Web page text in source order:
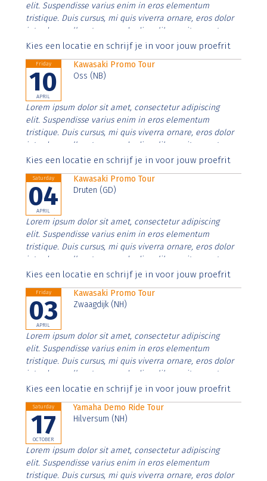
elit. Suspendisse varius enim in eros elementum
tristique. Duis cursus, mi quis viverra ornare, eros dolor
interdum nulla, ut commodo diam libero vitae erat.
Aenean faucibus nibh et justo cursus id rutrum lorem
Kies een locatie en schrijf je in voor jouw proefrit
Friday
10
APRIL
Kawasaki Promo Tour
Oss (NB)
Lorem ipsum dolor sit amet, consectetur adipiscing
elit. Suspendisse varius enim in eros elementum
tristique. Duis cursus, mi quis viverra ornare, eros dolor
interdum nulla, ut commodo diam libero vitae erat.
Aenean faucibus nibh et justo cursus id rutrum lorem
Kies een locatie en schrijf je in voor jouw proefrit
Saturday
04
APRIL
Kawasaki Promo Tour
Druten (GD)
Lorem ipsum dolor sit amet, consectetur adipiscing
elit. Suspendisse varius enim in eros elementum
tristique. Duis cursus, mi quis viverra ornare, eros dolor
interdum nulla, ut commodo diam libero vitae erat.
Aenean faucibus nibh et justo cursus id rutrum lorem
Kies een locatie en schrijf je in voor jouw proefrit
Friday
03
APRIL
Kawasaki Promo Tour
Zwaagdijk (NH)
Lorem ipsum dolor sit amet, consectetur adipiscing
elit. Suspendisse varius enim in eros elementum
tristique. Duis cursus, mi quis viverra ornare, eros dolor
interdum nulla, ut commodo diam libero vitae erat.
Aenean faucibus nibh et justo cursus id rutrum lorem
Kies een locatie en schrijf je in voor jouw proefrit
Saturday
17
OCTOBER
Yamaha Demo Ride Tour
Hilversum (NH)
Lorem ipsum dolor sit amet, consectetur adipiscing
elit. Suspendisse varius enim in eros elementum
tristique. Duis cursus, mi quis viverra ornare, eros dolor